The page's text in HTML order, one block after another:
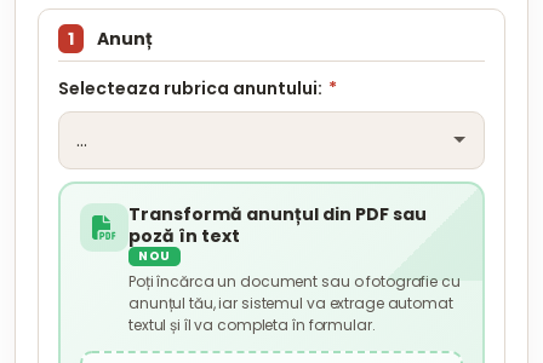
1 Anunț
Selecteaza rubrica anuntului: *
Transformă anunțul din PDF sau
poză în text
NOU
Poți încărca un document sau o fotografie cu
anunțul tău, iar sistemul va extrage automat
textul și îl va completa în formular.